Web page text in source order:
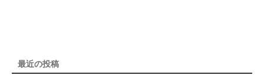
最近の投稿